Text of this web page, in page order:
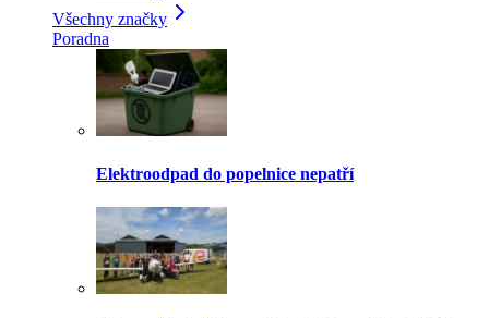
Všechny značky
Poradna
Elektroodpad do popelnice nepatří